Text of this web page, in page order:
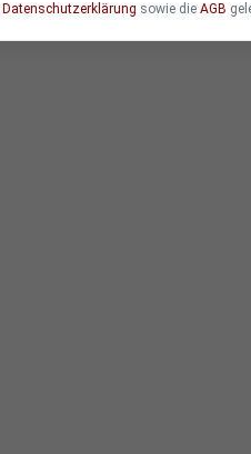
Datenschutzerklärung sowie die AGB